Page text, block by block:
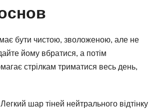
має бути чистою, зволоженою, але не
йому вбратися, а потім
стрілкам триматися весь день,
шар тіней нейтрального відтінку